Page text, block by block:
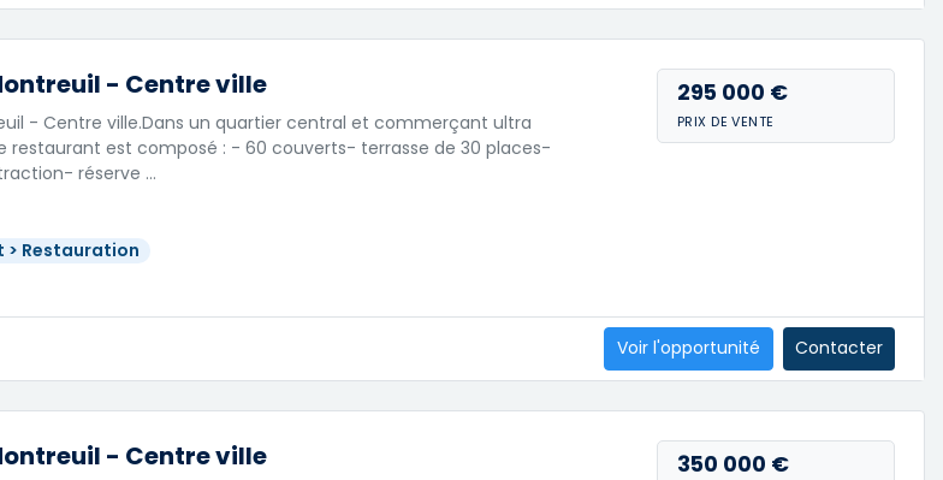
- Centre ville
- Centre ville.Dans un quartier central et commerçant ultra
restaurant est composé : - 60 couverts- terrasse de 30 places-
réserve …
> Restauration
295 000 €
PRIX DE VENTE
Voir l'opportunité Contacter
- Centre ville 350 000 €